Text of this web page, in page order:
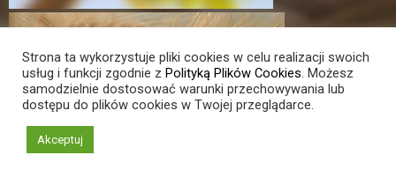
Strona ta wykorzystuje pliki cookies w celu realizacji swoich
usług i funkcji zgodnie z Polityką Plików Cookies. Możesz
samodzielnie dostosować warunki przechowywania lub
dostępu do plików cookies w Twojej przeglądarce.
Akceptuj